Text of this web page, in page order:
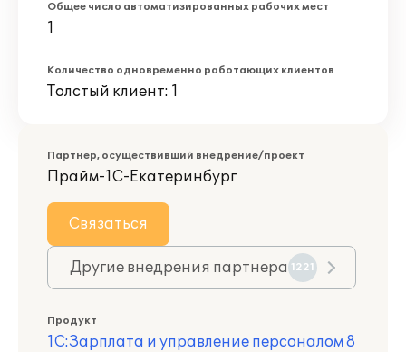
Общее число автоматизированных рабочих мест
1
Количество одновременно работающих клиентов
Толстый клиент: 1
Партнер, осуществивший внедрение/проект
Прайм-1С-Екатеринбург
Связаться
Другие внедрения партнера 1221
Продукт
1С:Зарплата и управление персоналом 8